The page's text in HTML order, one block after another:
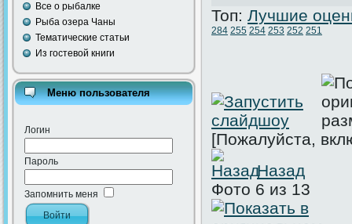
Все о рыбалке
Рыба озера Чаны
Тематические статьи
Из гостевой книги
Меню пользователя
Логин
Пароль
Запомнить меня
Топ: Лучшие
284 255 254 253 252 251
[Пожалуйста,
Назад
Фото 6 из 13